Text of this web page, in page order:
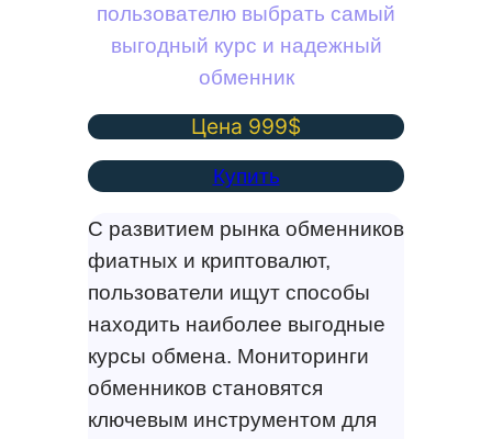
пользователю выбрать самый
выгодный курс и надежный
обменник
Цена 999$
Купить
С развитием рынка обменников
фиатных и криптовалют,
пользователи ищут способы
находить наиболее выгодные
курсы обмена. Мониторинги
обменников становятся
ключевым инструментом для